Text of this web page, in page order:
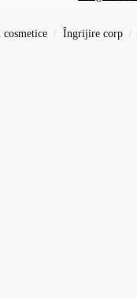
/ Îngrijire corp /